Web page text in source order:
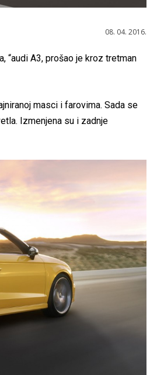
08. 04. 2016.
“audi A3, prošao je kroz tretman
masci i farovima. Sada se
Izmenjena su i zadnje